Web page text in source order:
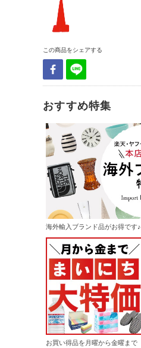
この商品をシェアする
おすすめ特集
海外輸入ブランド品がお得です♪
お買い得品を月曜から金曜まで